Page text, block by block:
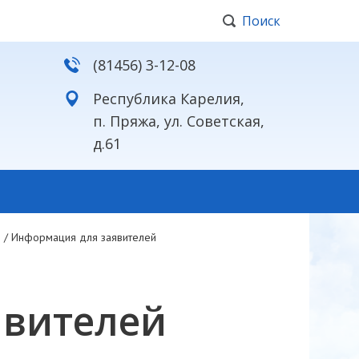
Поиск
(81456) 3-12-08
Республика Карелия,
п. Пряжа, ул. Советская,
д.61
/Информация для заявителей